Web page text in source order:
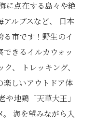
に点在する島々や絶
アルプスなど、 日本
市です！野生のイ
きるイルカウォッ
、 トレッキング、
楽しいアウトドア体
や地鶏「天草大王」
海を望みながら入